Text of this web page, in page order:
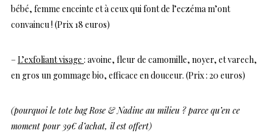
bébé, femme enceinte et à ceux qui font de l’eczéma m’ont
convaincu ! (Prix 18 euros)
–L’exfoliant visage : avoine, fleur de camomille, noyer, et varech,
en gros un gommage bio, efficace en douceur. (Prix : 20 euros)
(pourquoi le tote bag Rose & Nadine au milieu ? parce qu’en ce
moment pour 39€ d’achat, il est offert)